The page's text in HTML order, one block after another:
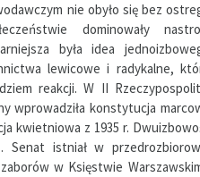
nie obyło się bez
dominowały
była idea
lewicowe i radykalne,
reakcji. W II
wprowadziła konstytucja
kwietniowa z 1935 r.
Senat istniał w
w Księstwie